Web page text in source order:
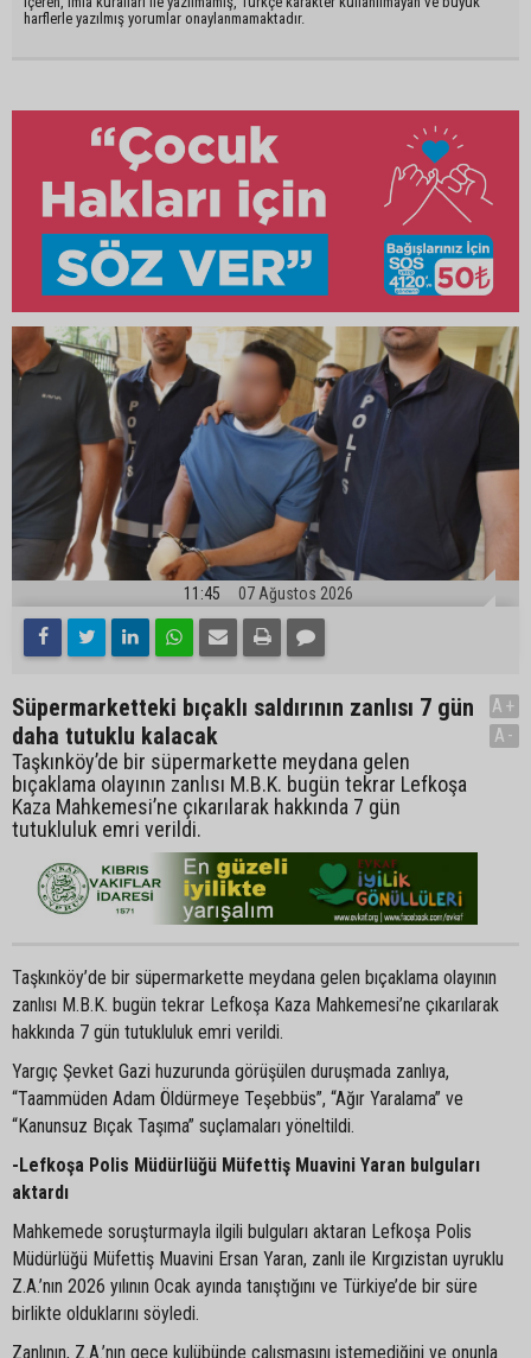
harflerle yazılmış yorumlar onaylanmamaktadır.
11:45 07 Ağustos 2026
Süpermarketteki bıçaklı saldırının zanlısı 7 gün
daha tutuklu kalacak
Taşkınköy’de bir süpermarkette meydana gelen
bıçaklama olayının zanlısı M.B.K. bugün tekrar Lefkoşa
Kaza Mahkemesi’ne çıkarılarak hakkında 7 gün
tutukluluk emri verildi.
A+
A-
Taşkınköy’de bir süpermarkette meydana gelen bıçaklama olayının
zanlısı M.B.K. bugün tekrar Lefkoşa Kaza Mahkemesi’ne çıkarılarak
hakkında 7 gün tutukluluk emri verildi.
Yargıç Şevket Gazi huzurunda görüşülen duruşmada zanlıya,
“Taammüden Adam Öldürmeye Teşebbüs”, “Ağır Yaralama” ve
“Kanunsuz Bıçak Taşıma” suçlamaları yöneltildi.
-Lefkoşa Polis Müdürlüğü Müfettiş Muavini Yaran bulguları
aktardı
Mahkemede soruşturmayla ilgili bulguları aktaran Lefkoşa Polis
Müdürlüğü Müfettiş Muavini Ersan Yaran, zanlı ile Kırgızistan uyruklu
Z.A.’nın 2026 yılının Ocak ayında tanıştığını ve Türkiye’de bir süre
birlikte olduklarını söyledi.
Zanlının, Z.A.’nın gece kulübünde çalışmasını istemediğini ve onunla